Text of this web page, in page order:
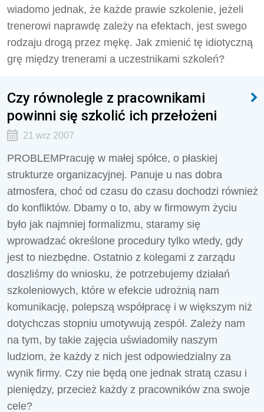
wiadomo jednak, że każde prawie szkolenie, jeżeli
trenerowi naprawdę zależy na efektach, jest swego
rodzaju drogą przez mękę. Jak zmienić tę idiotyczną
grę między trenerami a uczestnikami szkoleń?
Czy równolegle z pracownikami
powinni się szkolić ich przełożeni
21 wrz 2007
PROBLEMPracuję w małej spółce, o płaskiej
strukturze organizacyjnej. Panuje u nas dobra
atmosfera, choć od czasu do czasu dochodzi również
do konfliktów. Dbamy o to, aby w firmowym życiu
było jak najmniej formalizmu, staramy się
wprowadzać określone procedury tylko wtedy, gdy
jest to niezbędne. Ostatnio z kolegami z zarządu
doszliśmy do wniosku, że potrzebujemy działań
szkoleniowych, które w efekcie udrożnią nam
komunikację, polepszą współpracę i w większym niż
dotychczas stopniu umotywują zespół. Zależy nam
na tym, by takie zajęcia uświadomiły naszym
ludziom, że każdy z nich jest odpowiedzialny za
wynik firmy. Czy nie będą one jednak stratą czasu i
pieniędzy, przecież każdy z pracowników zna swoje
cele?